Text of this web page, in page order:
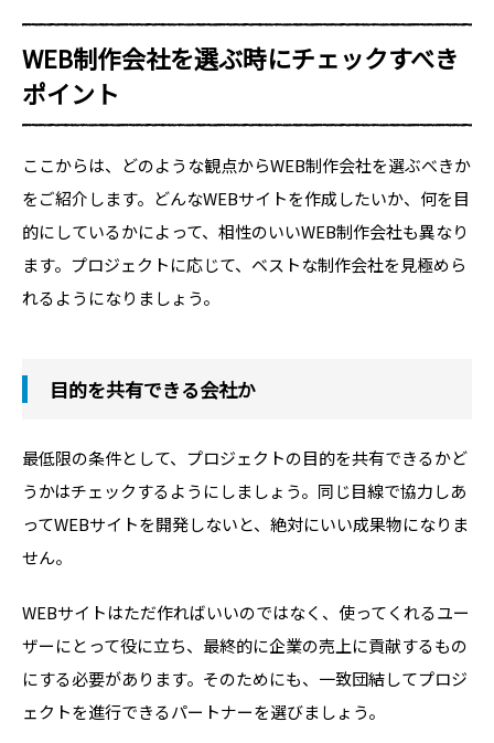
WEB制作会社を選ぶ時にチェックすべき
ポイント
ここからは、どのような観点からWEB制作会社を選ぶべきか
をご紹介します。どんなWEBサイトを作成したいか、何を目
的にしているかによって、相性のいいWEB制作会社も異なり
ます。プロジェクトに応じて、ベストな制作会社を見極めら
れるようになりましょう。
目的を共有できる会社か
最低限の条件として、プロジェクトの目的を共有できるかど
うかはチェックするようにしましょう。同じ目線で協力しあ
ってWEBサイトを開発しないと、絶対にいい成果物になりま
せん。
WEBサイトはただ作ればいいのではなく、使ってくれるユー
ザーにとって役に立ち、最終的に企業の売上に貢献するもの
にする必要があります。そのためにも、一致団結してプロジ
ェクトを進行できるパートナーを選びましょう。